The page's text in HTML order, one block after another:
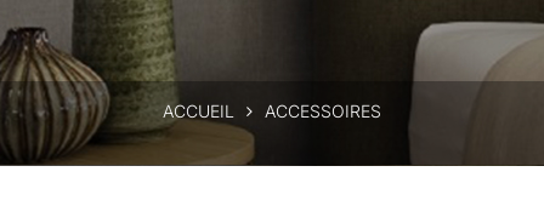
ACCUEIL ACCESSOIRES